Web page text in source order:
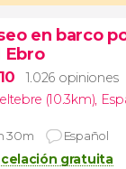
en barco
Ebro
1.026 opiniones
(10.3km),
30m Español
gratuita